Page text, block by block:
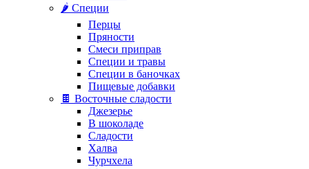
🌶️ Специи
Перцы
Пряности
Смеси приправ
Специи и травы
Специи в баночках
Пищевые добавки
🍫 Восточные сладости
Джезерье
В шоколаде
Сладости
Халва
Чурчхела